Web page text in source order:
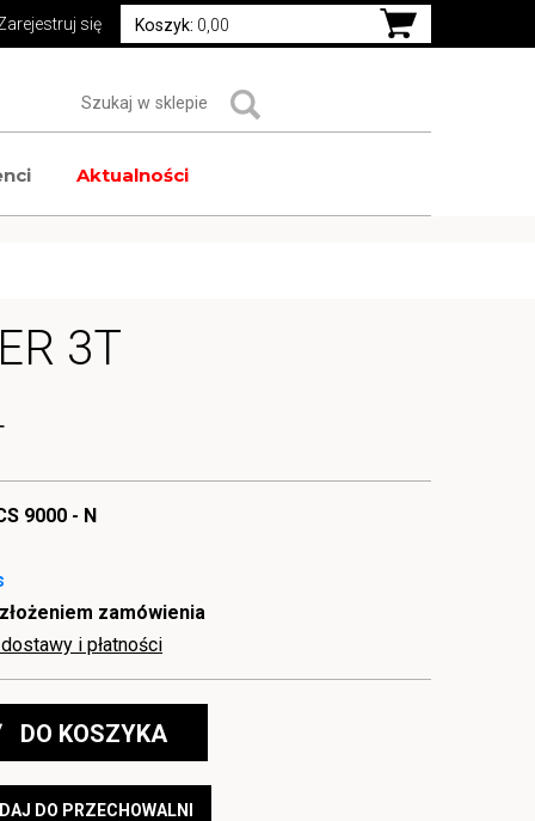
się Koszyk: 0,00
Aktualności
3T
9000 - N
zamówienia
i płatności
DO KOSZYKA
DO PRZECHOWALNI